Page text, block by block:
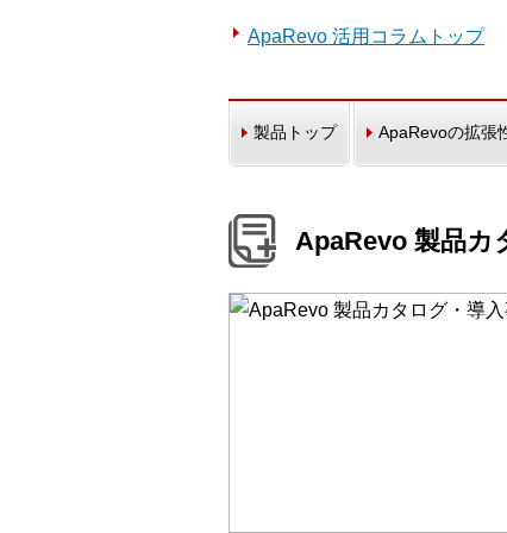
ApaRevo 活用コラムトップ
製品トップ ApaRevoの拡張
ApaRevo 製品カ